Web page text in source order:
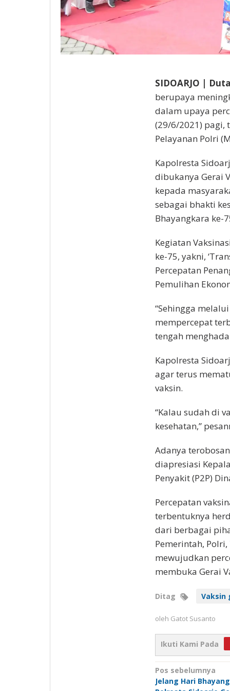
SIDOARJO |
berupaya
dalam upaya
(29/6/2021) pagi,
Pelayanan Polri
Kapolresta
dibukanya Gerai
kepada
sebagai bhakti
Bhayangkara ke-
Kegiatan
ke-75, yakni,
Percepatan
Pemulihan
“Sehingga
mempercepat
tengah
Kapolresta
agar terus
vaksin.
“Kalau sudah di
kesehatan,”
Adanya
diapresiasi
Penyakit (P2P)
Percepatan
terbentuknya
dari berbagai
Pemerintah,
mewujudkan
membuka Gerai
Ditag Vaksin
oleh Gatot Susanto
Ikuti Kami Pada
Navigasi
pos
Pos sebelumnya
Jelang Hari